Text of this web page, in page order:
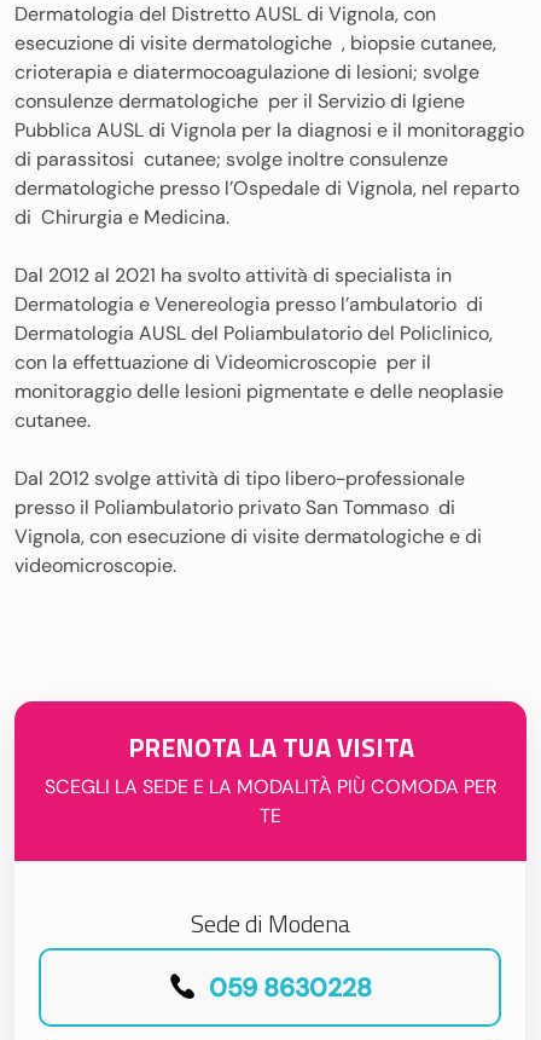
Dermatologia del Distretto AUSL di Vignola, con
esecuzione di visite dermatologiche , biopsie cutanee,
crioterapia e diatermocoagulazione di lesioni; svolge
consulenze dermatologiche per il Servizio di Igiene
Pubblica AUSL di Vignola per la diagnosi e il monitoraggio
di parassitosi cutanee; svolge inoltre consulenze
dermatologiche presso l’Ospedale di Vignola, nel reparto
di Chirurgia e Medicina.
Dal 2012 al 2021 ha svolto attività di specialista in
Dermatologia e Venereologia presso l’ambulatorio di
Dermatologia AUSL del Poliambulatorio del Policlinico,
con la effettuazione di Videomicroscopie per il
monitoraggio delle lesioni pigmentate e delle neoplasie
cutanee.
Dal 2012 svolge attività di tipo libero-professionale
presso il Poliambulatorio privato San Tommaso di
Vignola, con esecuzione di visite dermatologiche e di
videomicroscopie.
PRENOTA LA TUA VISITA
SCEGLI LA SEDE E LA MODALITÀ PIÙ COMODA PER
TE
Sede di Modena
059 8630228